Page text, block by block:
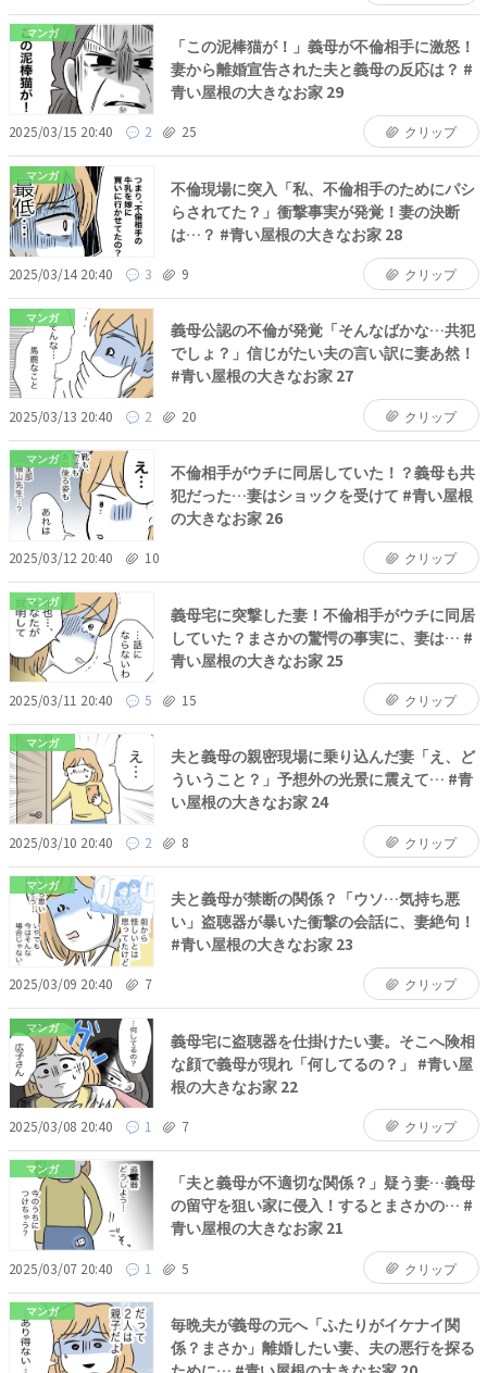
マンガ
「この泥棒猫が！」義母が不倫相手に激怒！
妻から離婚宣告された夫と義母の反応は？ #
青い屋根の大きなお家 29
2025/03/15 20:40 2 25 クリップ
マンガ
不倫現場に突入「私、不倫相手のためにパシ
らされてた？」衝撃事実が発覚！妻の決断
は…？ #青い屋根の大きなお家 28
2025/03/14 20:40 3 9 クリップ
マンガ
義母公認の不倫が発覚「そんなばかな…共犯
でしょ？」信じがたい夫の言い訳に妻あ然！
#青い屋根の大きなお家 27
2025/03/13 20:40 2 20 クリップ
マンガ
不倫相手がウチに同居していた！？義母も共
犯だった…妻はショックを受けて #青い屋根
の大きなお家 26
2025/03/12 20:40 10 クリップ
マンガ
義母宅に突撃した妻！不倫相手がウチに同居
していた？まさかの驚愕の事実に、妻は… #
青い屋根の大きなお家 25
2025/03/11 20:40 5 15 クリップ
マンガ
夫と義母の親密現場に乗り込んだ妻「え、ど
ういうこと？」予想外の光景に震えて… #青
い屋根の大きなお家 24
2025/03/10 20:40 2 8 クリップ
マンガ
夫と義母が禁断の関係？「ウソ…気持ち悪
い」盗聴器が暴いた衝撃の会話に、妻絶句！
#青い屋根の大きなお家 23
2025/03/09 20:40 7 クリップ
マンガ
義母宅に盗聴器を仕掛けたい妻。そこへ険相
な顔で義母が現れ「何してるの？」 #青い屋
根の大きなお家 22
2025/03/08 20:40 1 7 クリップ
マンガ
「夫と義母が不適切な関係？」疑う妻…義母
の留守を狙い家に侵入！するとまさかの… #
青い屋根の大きなお家 21
2025/03/07 20:40 1 5 クリップ
マンガ
毎晩夫が義母の元へ「ふたりがイケナイ関
係？まさか」離婚したい妻、夫の悪行を探る